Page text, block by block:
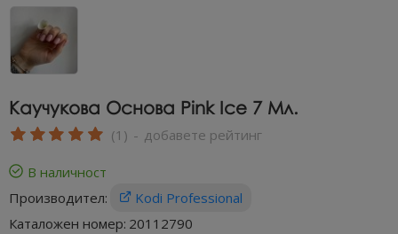
Каучукова Основа Pink Ice 7 Мл.
В наличност
Производител:
Kodi Professional
Каталожен номер: 20112790
(1) - добавете рейтинг